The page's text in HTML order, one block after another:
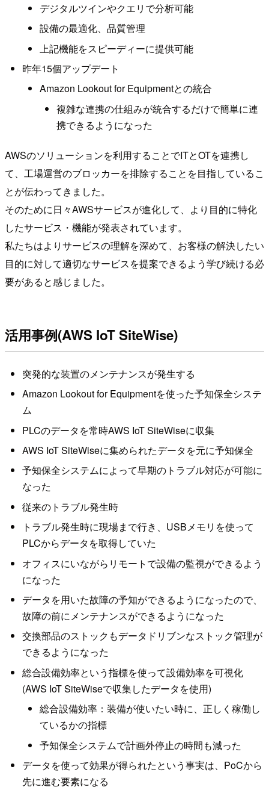
デジタルツインやクエリで分析可能
設備の最適化、品質管理
上記機能をスピーディーに提供可能
昨年15個アップデート
Amazon Lookout for Equipmentとの統合
複雑な連携の仕組みが統合するだけで簡単に連
携できるようになった
AWSのソリューションを利用することでITとOTを連携し
て、工場運営のブロッカーを排除することを目指しているこ
とが伝わってきました。
そのために日々AWSサービスが進化して、より目的に特化
したサービス・機能が発表されています。
私たちはよりサービスの理解を深めて、お客様の解決したい
目的に対して適切なサービスを提案できるよう学び続ける必
要があると感じました。
活用事例(AWS IoT SiteWise)
突発的な装置のメンテナンスが発生する
Amazon Lookout for Equipmentを使った予知保全システ
ム
PLCのデータを常時AWS IoT SiteWiseに収集
AWS IoT SiteWiseに集められたデータを元に予知保全
予知保全システムによって早期のトラブル対応が可能に
なった
従来のトラブル発生時
トラブル発生時に現場まで行き、USBメモリを使って
PLCからデータを取得していた
オフィスにいながらリモートで設備の監視ができるよう
になった
データを用いた故障の予知ができるようになったので、
故障の前にメンテナンスができるようになった
交換部品のストックもデータドリブンなストック管理が
できるようになった
総合設備効率という指標を使って設備効率を可視化
(AWS IoT SiteWiseで収集したデータを使用)
総合設備効率：装備が使いたい時に、正しく稼働し
ているかの指標
予知保全システムで計画外停止の時間も減った
データを使って効果が得られたという事実は、PoCから
先に進む要素になる